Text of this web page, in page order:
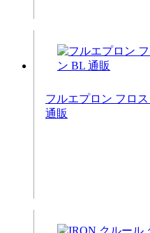
フルエプロン フロ
通販